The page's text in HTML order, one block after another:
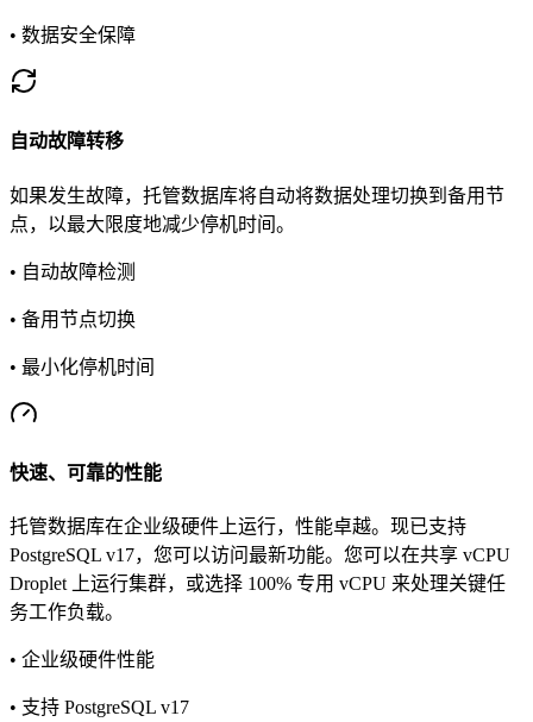
• 数据安全保障
自动故障转移
如果发生故障，托管数据库将自动将数据处理切换到备用节
点，以最大限度地减少停机时间。
• 自动故障检测
• 备用节点切换
• 最小化停机时间
快速、可靠的性能
托管数据库在企业级硬件上运行，性能卓越。现已支持
PostgreSQL v17，您可以访问最新功能。您可以在共享 vCPU
Droplet 上运行集群，或选择 100% 专用 vCPU 来处理关键任
务工作负载。
• 企业级硬件性能
• 支持 PostgreSQL v17